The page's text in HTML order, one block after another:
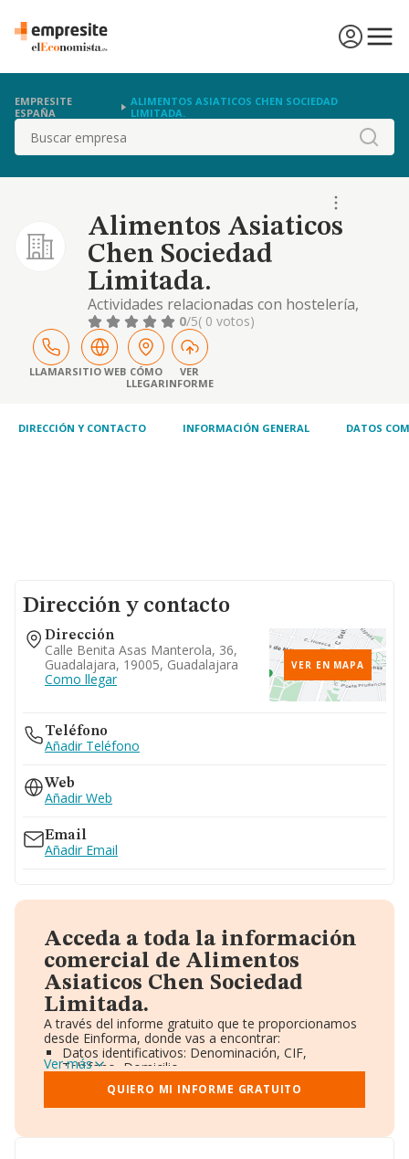
EMPRESITE
ESPAÑA
ALIMENTOS ASIATICOS CHEN SOCIEDAD
LIMITADA.
Buscar
Alimentos Asiaticos
Chen Sociedad
Limitada.
Actividades relacionadas con hostelería,
bares, restaurantes cafeterías. promoción y
explotación por cuenta propia o ajena de
establecimientos destinados al negocio o
servicio de hostelería, actividades
relacionadas con servicios hoteleros,
0/5( 0 votos)
LLAMARSITIO WEB CÓMO
LLEGAR
VER
INFORME
DIRECCIÓN Y CONTACTO INFORMACIÓN GENERAL DATOS
Dirección y contacto
Dirección
Calle Benita Asas Manterola, 36,
Guadalajara, 19005, Guadalajara
Como llegar
VER EN MAPA
Teléfono
Añadir Teléfono
Web
Añadir Web
Email
Añadir Email
Acceda a toda la información
comercial de Alimentos
Asiaticos Chen Sociedad
Limitada.
A través del informe gratuito que te proporcionamos
desde Einforma, donde vas a encontrar:
Datos identificativos: Denominación, CIF,
Teléfono, Domicilio.
Informe Mercantil Completo (BORME).
Gráficos de Evolución Ventas y Empleados.
Consejo de Administración y Administradores.
Accionistas.
Ver más
QUIERO MI INFORME GRATUITO